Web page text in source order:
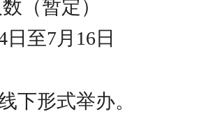
（暂定）
至7月16日
下形式举办。